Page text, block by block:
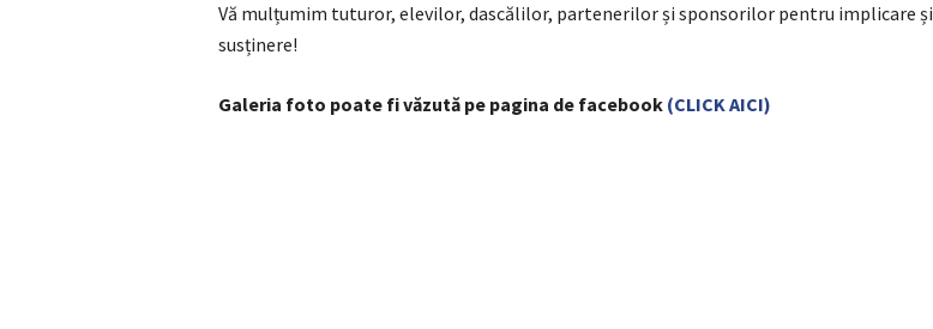
Vă mulțumim tuturor, elevilor, dascălilor, partenerilor și sponsorilor pentru implicare și
susținere!
Galeria foto poate fi văzută pe pagina de facebook (CLICK AICI)